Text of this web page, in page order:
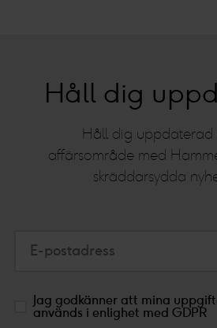
Håll dig
Håll dig uppdaterad
affärsområde med
skräddarsydda
E-postadress
Jag godkänner att mina
används i enlighet med GDPR